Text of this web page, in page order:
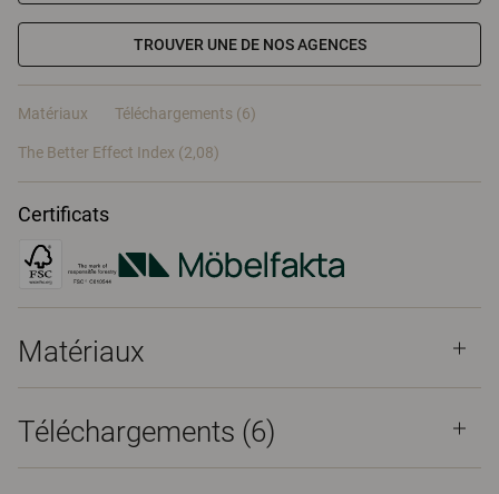
TROUVER UNE DE NOS AGENCES
Matériaux Téléchargements (6)
The Better Effect Index (2,08)
Certificats
Matériaux
Téléchargements (6)